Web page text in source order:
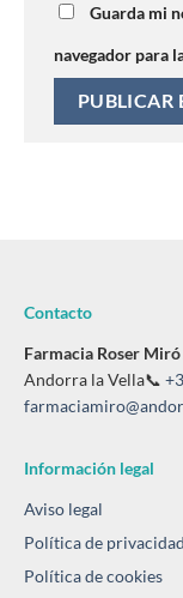
Guarda mi
navegador para
Contacto
Farmacia Roser Miró
Andorra la Vella📞
Información legal
Aviso legal
Política de privacidad
Política de cookies